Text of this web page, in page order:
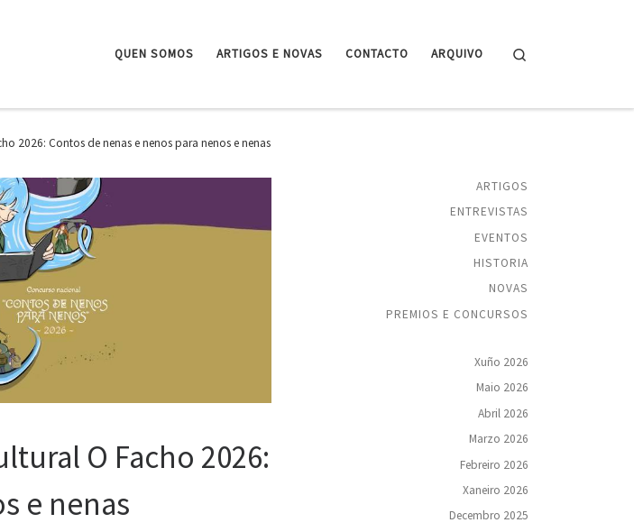
QUEN SOMOS ARTIGOS E NOVAS CONTACTO ARQUIVO
2026: Contos de nenas e nenos para nenos e nenas
O Facho 2026:
e nenas
ARTIGOS
ENTREVISTAS
EVENTOS
HISTORIA
NOVAS
PREMIOS E CONCURSOS
Xuño 2026
Maio 2026
Abril 2026
Marzo 2026
Febreiro 2026
Xaneiro 2026
Decembro 2025